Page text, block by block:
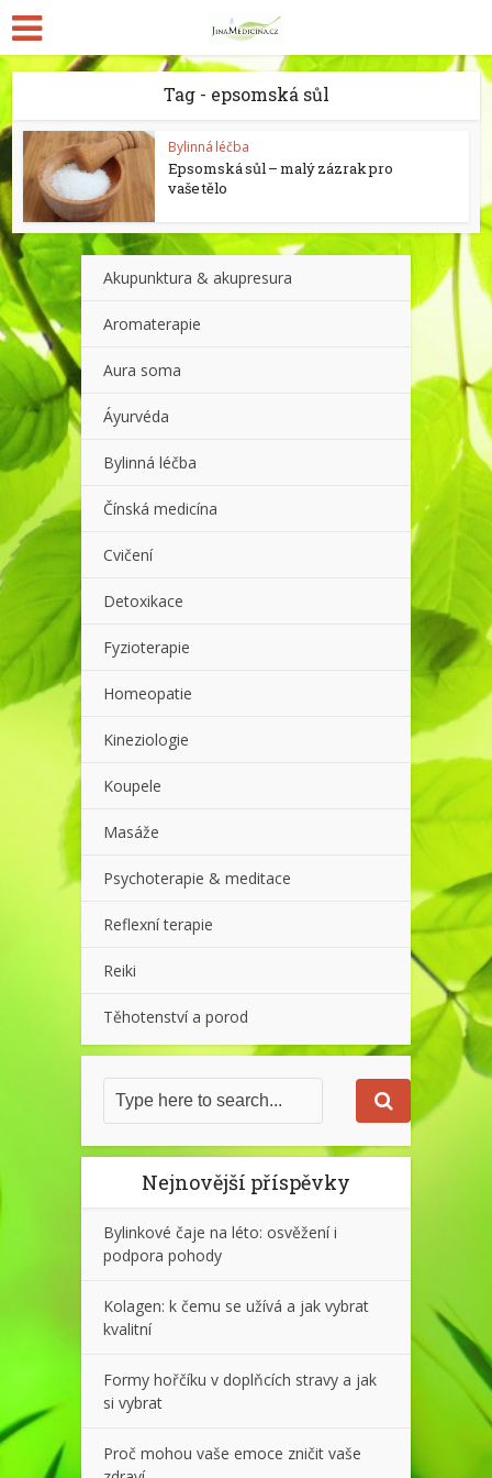
Tag - epsomská sůl
Bylinná léčba
Epsomská sůl – malý zázrak pro
vaše tělo
Akupunktura & akupresura
Aromaterapie
Aura soma
Áyurvéda
Bylinná léčba
Čínská medicína
Cvičení
Detoxikace
Fyzioterapie
Homeopatie
Kineziologie
Koupele
Masáže
Psychoterapie & meditace
Reflexní terapie
Reiki
Těhotenství a porod
Nejnovější příspěvky
Bylinkové čaje na léto: osvěžení i
podpora pohody
Kolagen: k čemu se užívá a jak vybrat
kvalitní
Formy hořčíku v doplňcích stravy a jak
si vybrat
Proč mohou vaše emoce zničit vaše